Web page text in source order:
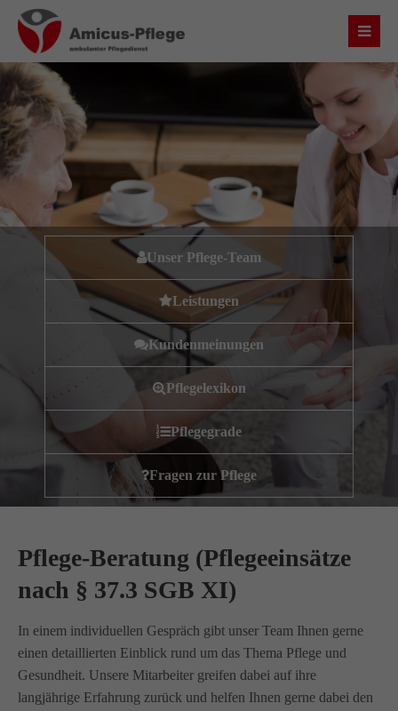
Login
Benutzername
Passwort
Anmelden
Lost your password?
Über uns
Wir haben uns als ambulanter Pflegedienst auf
Wohngemeinschaften für Senioren spezialisiert. Mit der
Spezialisierung im Bereich Demenz erleben wir immer wieder
GUTES
tun.
Wir sagenDANKEfür Ihr Feedback!
Kontakt
Amicus Pflege GmbH & Co KG
Lipper Weg 11a
45770 Marl
Unser Pflege-Team
Leistungen
Kundenmeinungen
Pflegelexikon
Pflegegrade
Fragen zur Pflege
Pflege-Beratung (Pflegeeinsätze
nach § 37.3 SGB XI)
In einem individuellen Gespräch gibt unser Team Ihnen gerne
einen detaillierten Einblick rund um das Thema Pflege und
Gesundheit. Unsere Mitarbeiter greifen dabei auf ihre
langjährige Erfahrung zurück und helfen Ihnen gerne dabei den